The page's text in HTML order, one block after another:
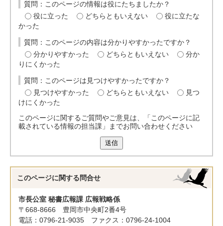
質問：このページの情報は役にたちましたか？
役に立った
どちらともいえない
役に立たな
かった
質問：このページの内容は分かりやすかったですか？
分かりやすかった
どちらともいえない
分か
りにくかった
質問：このページは見つけやすかったですか？
見つけやすかった
どちらともいえない
見つ
けにくかった
このページに関するご質問やご意見は、「このページに記
載されている情報の担当課」までお問い合わせください
送信
このページに関する 問合せ
市長公室 秘書広報課 広報戦略係
〒668-8666 豊岡市中央町2番4号
電話：0796-21-9035 ファクス：0796-24-1004